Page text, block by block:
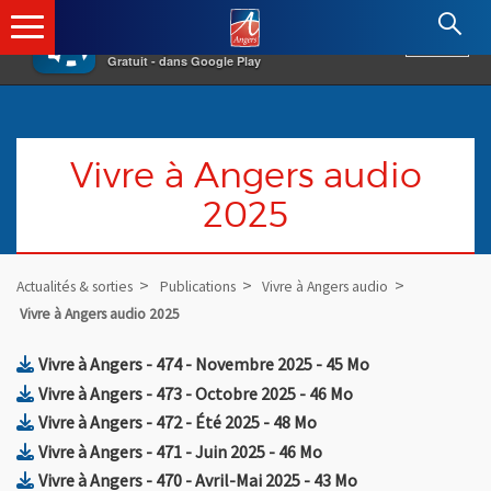
×
Gratuit - dans Google Play
Angers.fr : Retour à l'accueil
Vivre à Angers audio
2025
Actualités & sorties Publications
Vivre à Angers audio
Vivre à Angers audio 2025
Vivre à Angers - 474 - Novembre 2025, Fichier au format Zip
- 45 Mo, Ouvre une
Vivre à Angers - 473 - Octobre 2025, Fichier au format Zip
- 46 Mo, Ouvre une
Vivre à Angers - 472 - Été 2025, Fichier au format Zip
- 48 Mo, Ouvre une nouvelle
Vivre à Angers - 471 - Juin 2025, Fichier au format Zip
- 46 Mo, Ouvre une nouvelle
Vivre à Angers - 470 - Avril-Mai 2025, Fichier au format Zip
- 43 Mo, Ouvre une